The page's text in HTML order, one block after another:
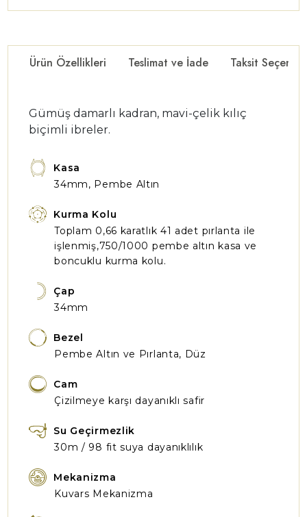
Ürün Özellikleri Teslimat ve İade Taksit
Gümüş damarlı kadran, mavi-çelik kılıç
biçimli ibreler.
Kasa
34mm, Pembe Altın
Kurma Kolu
Toplam 0,66 karatlık 41 adet pırlanta ile
işlenmiş,750/1000 pembe altın kasa ve
boncuklu kurma kolu.
Çap
34mm
Bezel
Pembe Altın ve Pırlanta, Düz
Cam
Çizilmeye karşı dayanıklı safir
Su Geçirmezlik
30m / 98 fit suya dayanıklılık
Mekanizma
Kuvars Mekanizma